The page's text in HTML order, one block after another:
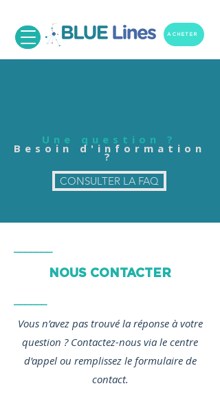
ACHETER
Une question ?
Besoin d'information
?
CONSULTER LA FAQ
NOUS CONTACTER
Vous n’avez pas trouvé la réponse à votre
question ? Contactez-nous via le centre
d'appel ou remplissez le formulaire de
contact.